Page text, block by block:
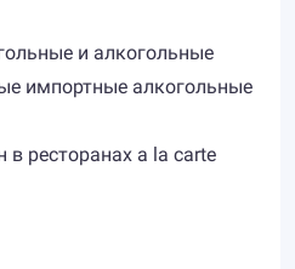
и алкогольные
импортные алкогольные
ресторанах a la carte